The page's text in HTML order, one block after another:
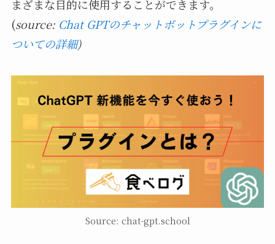
まざまな目的に使用することができます。
(source: Chat GPTのチャットボットプラグインに
ついての詳細)
Source: chat-gpt.school